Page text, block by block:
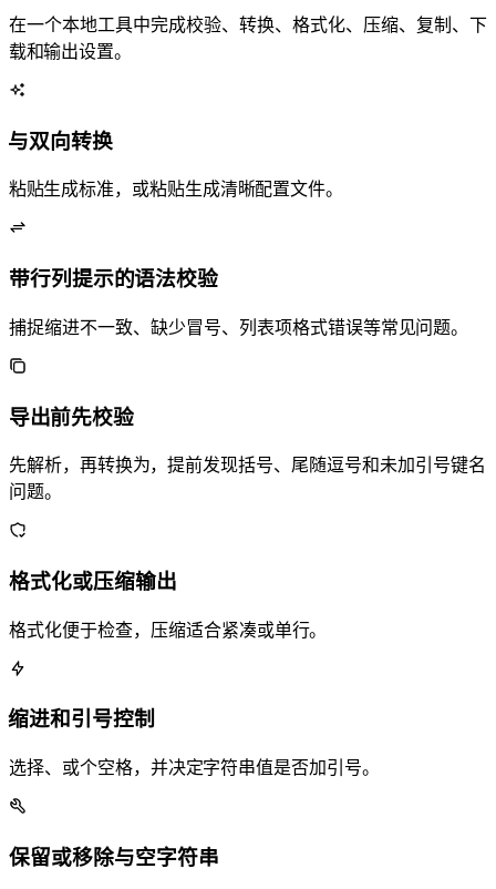
在一个本地工具中完成校验、转换、格式化、压缩、复制、下
载和 YAML 输出设置。
YAML 与 JSON 双向转换
粘贴 YAML 生成标准 JSON，或粘贴 JSON 生成清晰 YAML 配置文件。
带行列提示的 YAML 语法校验
捕捉缩进不一致、缺少冒号、列表项格式错误等常见 YAML 问题。
JSON 导出 YAML 前先校验
先解析 JSON，再转换为 YAML，提前发现括号、尾随逗号和未加引号键名
问题。
格式化或压缩输出
格式化便于检查，压缩适合紧凑 payload 或单行 flow-style YAML。
YAML 缩进和引号控制
选择 2、4 或 6 个空格，并决定 YAML 字符串值是否加引号。
保留或移除 null 与空字符串